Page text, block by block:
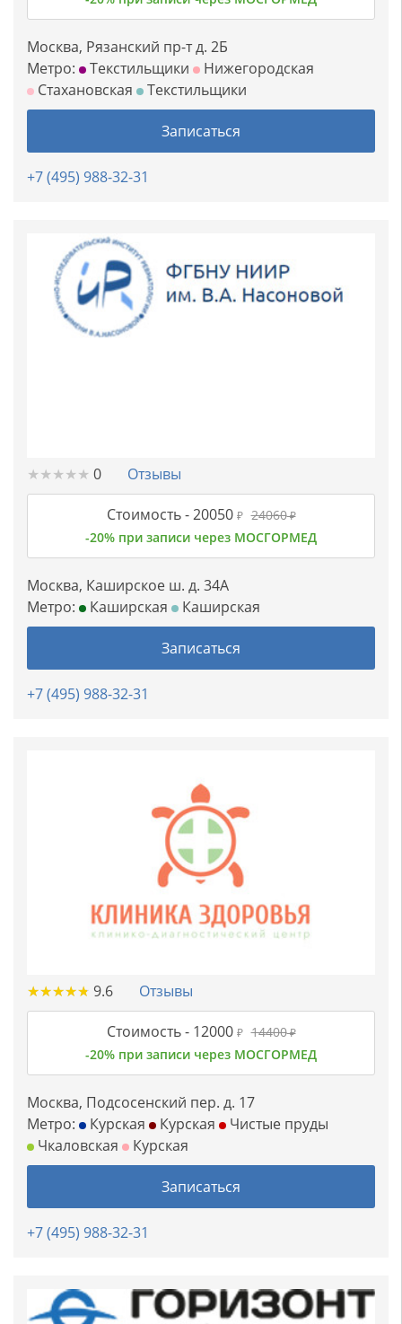
Москва, Рязанский пр-т д. 2Б
Метро:
Текстильщики
Нижегородская
Стахановская
Текстильщики
Записаться
+7 (495) 988-32-31
★★★★★
★★★★★ 0 Отзывы
Стоимость -20050 ₽ 24060₽
-20% при записи через МОСГОРМЕД
Москва, Каширское ш. д. 34А
Метро:
Каширская Каширская
Записаться
+7 (495) 988-32-31
★★★★★
★★★★★ 9.6 Отзывы
Стоимость -12000 ₽ 14400₽
-20% при записи через МОСГОРМЕД
Москва, Подсосенский пер. д. 17
Метро:
Курская Курская
Чистые пруды
Чкаловская
Курская
Записаться
+7 (495) 988-32-31